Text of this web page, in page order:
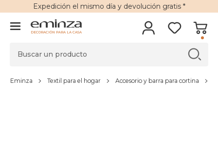
Expedición el mismo día y devolución gratis*
DECORACIÓN PARA LA CASA
Eminza Textil para el hogar Accesorio y barra para cortina